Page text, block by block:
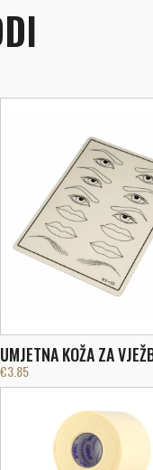
UMJETNA KOŽA ZA
€3.85